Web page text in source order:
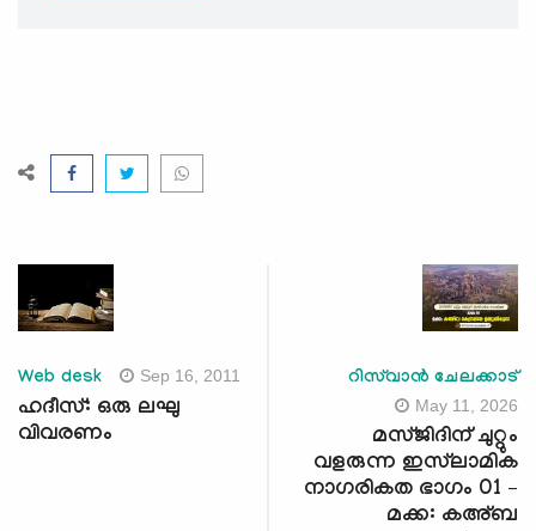
Web desk Sep 16, 2011
ഹദീസ്: ഒരു ലഘു
വിവരണം
റിസ്‍വാന്‍ ചേലക്കാട്
May 11, 2026
മസ്ജിദിന് ചുറ്റും
വളരുന്ന ഇസ്‍ലാമിക
നാഗരികത ഭാഗം 01 –
മക്ക: കഅ്ബ